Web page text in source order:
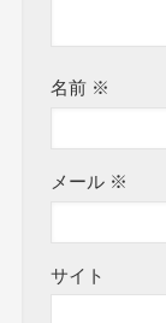
名前 ※
メール ※
サイト